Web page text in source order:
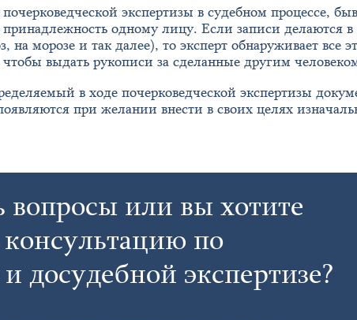
экспертизы в судебном процессе,
одному лицу. Если записи делаются
на морозе и так далее), то эксперт обнаруживает
выдать рукописи за сделанные другим
в ходе почерковедческой экспертизы
при желании внести в своих целях
вопросы или вы хотите
по
досудебной экспертизе?